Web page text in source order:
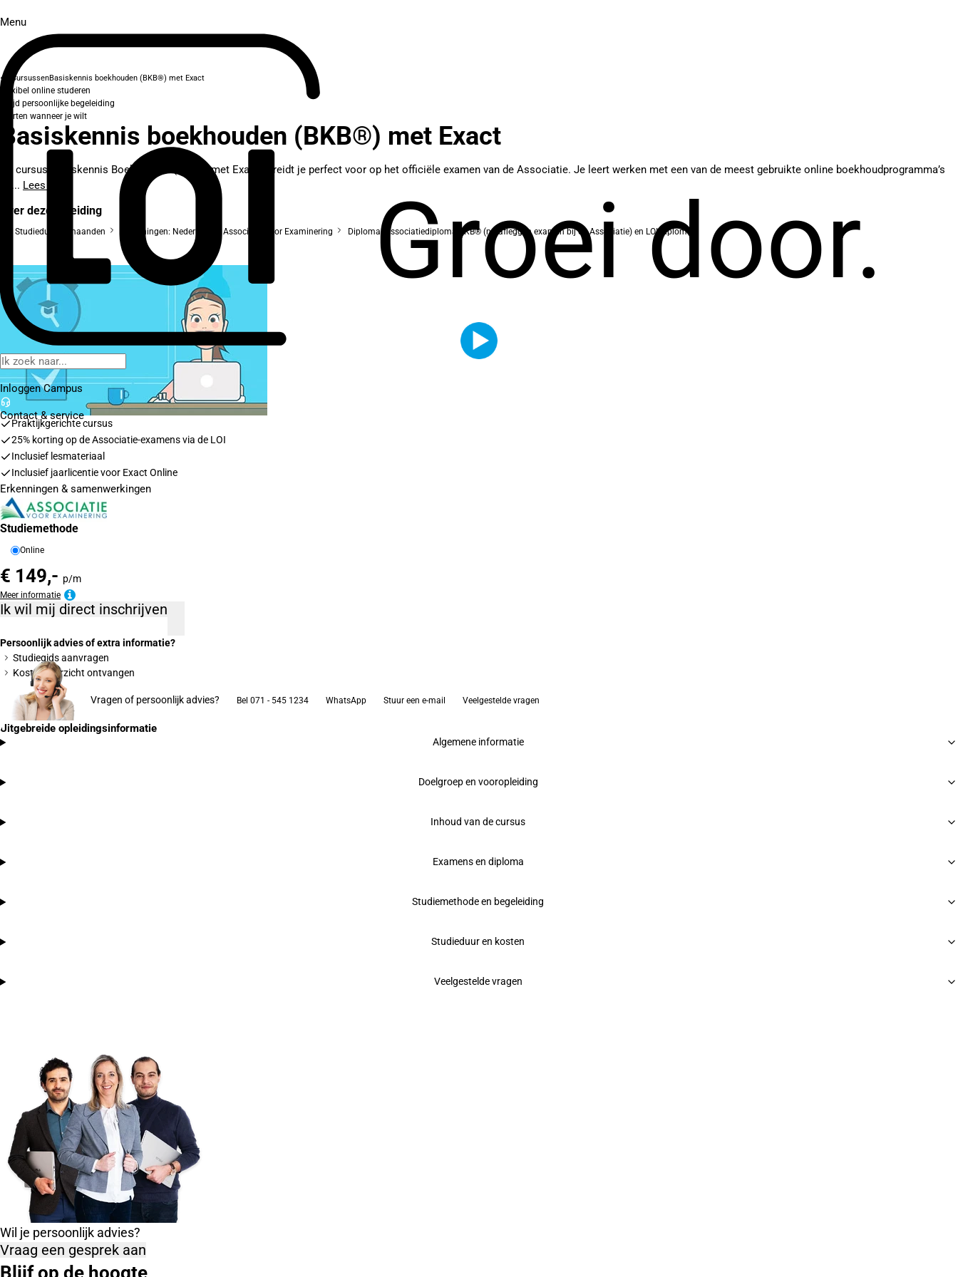
Menu
Groei door.
Inloggen Campus
Contact& service
CursussenBasiskennis boekhouden (BKB®) met Exact
Flexibel online studeren
Altijd persoonlijke begeleiding
Starten wanneer je wilt
Basiskennis boekhouden (BKB®) met Exact
De cursus Basiskennis Boekhouden (BKB®) met Exact bereidt je perfect voor op het officiële examen van de Associatie. Je leert werken met een van de meest gebruikte online boekhoudprogramma’s
en... Lees meer
Over deze opleiding
Studieduur: 5 maanden Erkenningen: Nederlandse Associatie voor Examinering Diploma: Associatiediploma BKB® (na afleggen examen bij de Associatie) en LOI-diploma
Praktijkgerichte cursus
25% korting op de Associatie-examens via de LOI
Inclusief lesmateriaal
Inclusief jaarlicentie voor Exact Online
Erkenningen & samenwerkingen
Studiemethode
Online
€ 149,- p/m
Meer informatie
Ik wil mij direct inschrijven
Persoonlijk advies of extra informatie?
Studiegids aanvragen
Kostenoverzicht ontvangen
Vragen of persoonlijk advies? Bel 071 - 545 1234 WhatsApp Stuur een e-mail Veelgestelde vragen
Uitgebreide opleidingsinformatie
Algemene informatie
Doelgroep en vooropleiding
Inhoud van de cursus
Examens en diploma
Studiemethode en begeleiding
Studieduur en kosten
Veelgestelde vragen
Wil je persoonlijk advies?
Vraag een gesprek aan
Blijf op de hoogte